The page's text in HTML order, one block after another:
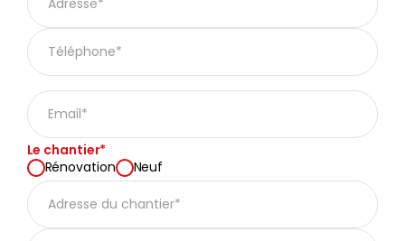
Le chantier*
Rénovation
Neuf